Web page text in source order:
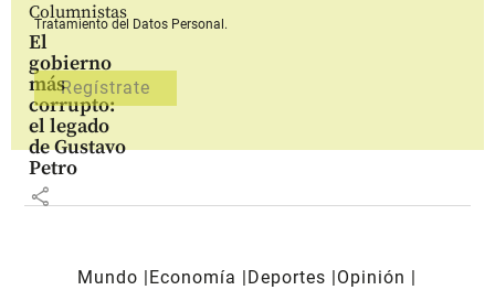
Columnistas
El
gobierno
más
corrupto:
el legado
de Gustavo
Petro
share
Tratamiento del Datos Personal.
Mundo Economía Deportes
Opinión